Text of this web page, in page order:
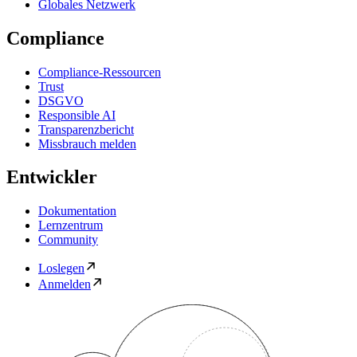
Globales Netzwerk
Compliance
Compliance-Ressourcen
Trust
DSGVO
Responsible AI
Transparenzbericht
Missbrauch melden
Entwickler
Dokumentation
Lernzentrum
Community
Loslegen
Anmelden